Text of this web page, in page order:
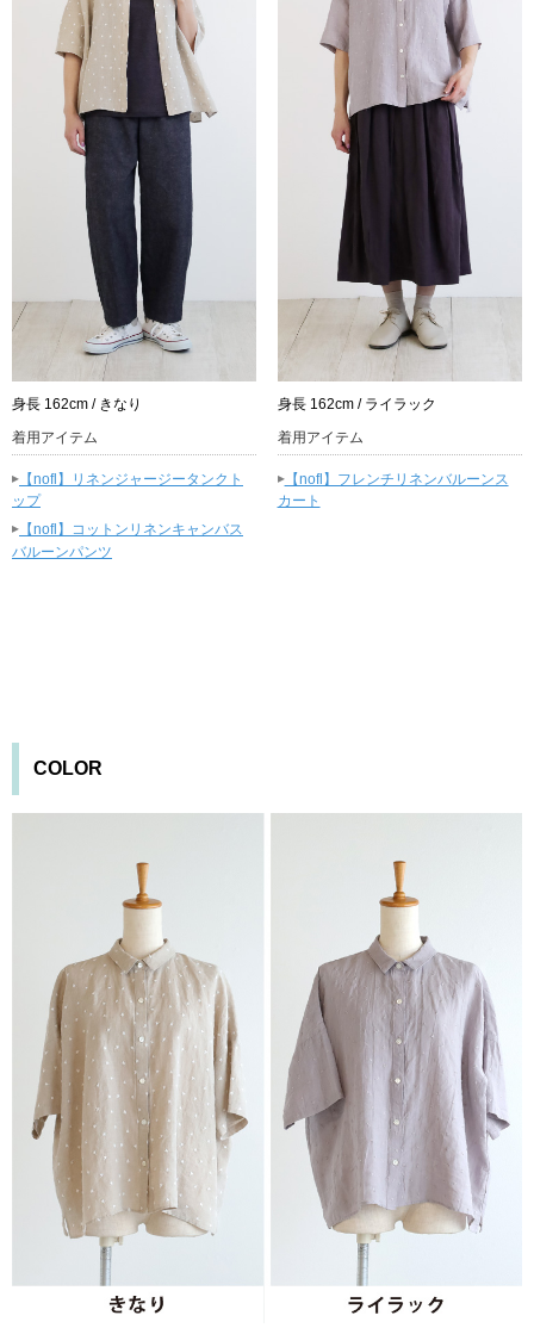
身長 162cm / きなり
着用アイテム
▸ 【nofl】リネンジャージータンクト
ップ
▸ 【nofl】コットンリネンキャンバス
バルーンパンツ
身長 162cm / ライラック
着用アイテム
▸【nofl】フレンチリネンバルーンス
カート
COLOR